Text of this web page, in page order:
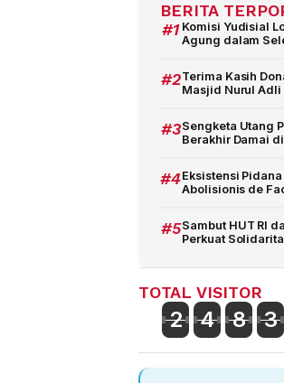
BERITA
#1 Komisi Yudisial
Agung dalam
#2Terima Kasih
Masjid Nurul Adli
#3Sengketa Utang
Berakhir Damai
#4Eksistensi
Abolisionis de
#5Sambut HUT RI
Perkuat
TOTAL VISITOR
2 4 8 3